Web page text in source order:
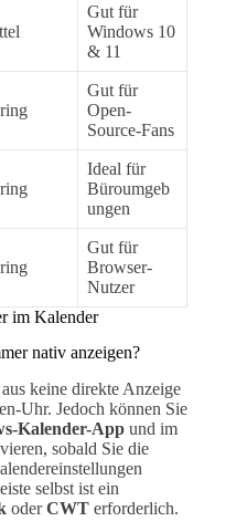
Gut für
Windows 10
& 11
Gut für
Open-
Source-Fans
Ideal für
Büroumgeb
ungen
Gut für
Browser-
Nutzer
im Kalender
nativ anzeigen?
keine direkte Anzeige
Uhr. Jedoch können Sie
Kalender-App und im
sobald Sie die
selbst ist ein
oderCWT erforderlich.